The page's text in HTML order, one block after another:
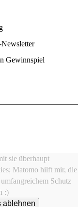
Gewinnspiel
sie überhaupt
Matomo hilft mir, die
Schutz
:)
ablehnen